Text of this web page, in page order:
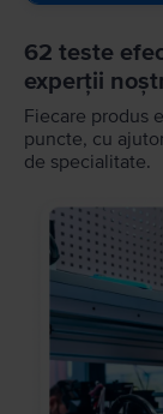
62 teste
experții
Fiecare produs
puncte, cu
de specialitate.